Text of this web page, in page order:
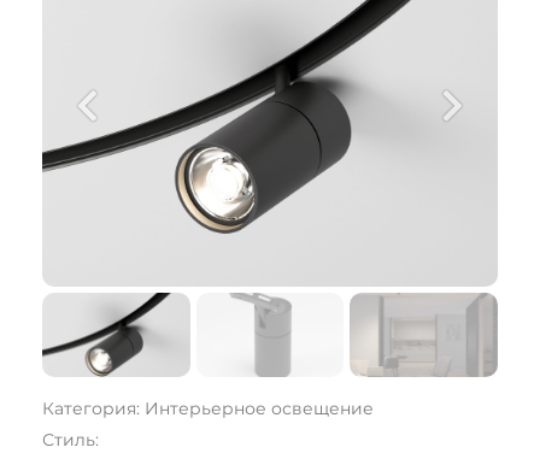
Категория: Интерьерное освещение
Стиль: